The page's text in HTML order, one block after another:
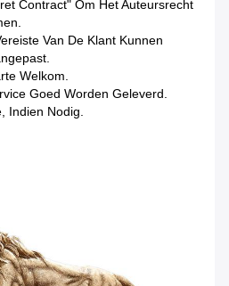
Contract" Om Het Auteursrecht
Van De Klant Kunnen
Welkom.
Goed Worden Geleverd.
Indien Nodig.